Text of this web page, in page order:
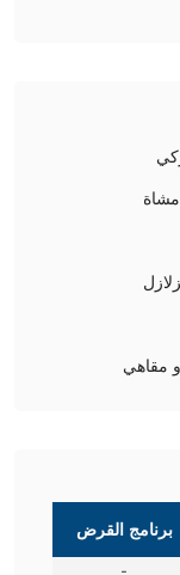
مقاهي
برنامج القرض